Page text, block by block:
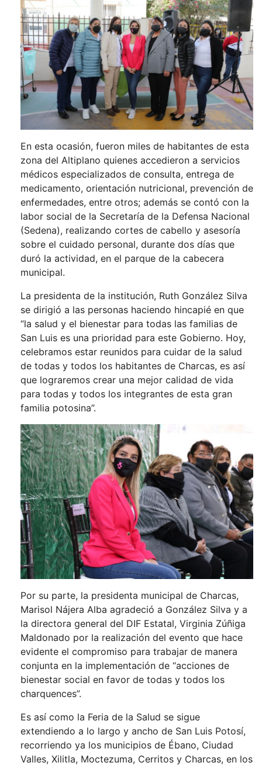
En esta ocasión, fueron miles de habitantes de esta
zona del Altiplano quienes accedieron a servicios
médicos especializados de consulta, entrega de
medicamento, orientación nutricional, prevención de
enfermedades, entre otros; además se contó con la
labor social de la Secretaría de la Defensa Nacional
(Sedena), realizando cortes de cabello y asesoría
sobre el cuidado personal, durante dos días que
duró la actividad, en el parque de la cabecera
municipal.
La presidenta de la institución, Ruth González Silva
se dirigió a las personas haciendo hincapié en que
“la salud y el bienestar para todas las familias de
San Luis es una prioridad para este Gobierno. Hoy,
celebramos estar reunidos para cuidar de la salud
de todas y todos los habitantes de Charcas, es así
que lograremos crear una mejor calidad de vida
para todas y todos los integrantes de esta gran
familia potosina”.
Por su parte, la presidenta municipal de Charcas,
Marisol Nájera Alba agradeció a González Silva y a
la directora general del DIF Estatal, Virginia Zúñiga
Maldonado por la realización del evento que hace
evidente el compromiso para trabajar de manera
conjunta en la implementación de “acciones de
bienestar social en favor de todas y todos los
charquences”.
Es así como la Feria de la Salud se sigue
extendiendo a lo largo y ancho de San Luis Potosí,
recorriendo ya los municipios de Ébano, Ciudad
Valles, Xilitla, Moctezuma, Cerritos y Charcas, en los